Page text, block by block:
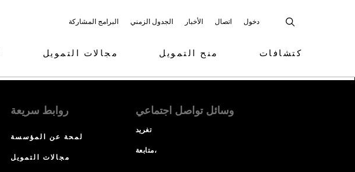
البرامج المشاركة الجدول الزمني الأخبار اتصال دخول
مجالات التمويل منح التمويل كتشافات
روابط سريعة
لمحة عن المؤسسة
مجالات التمويل
وسائل تواصل اجتماعي
تغريد
متابعة،